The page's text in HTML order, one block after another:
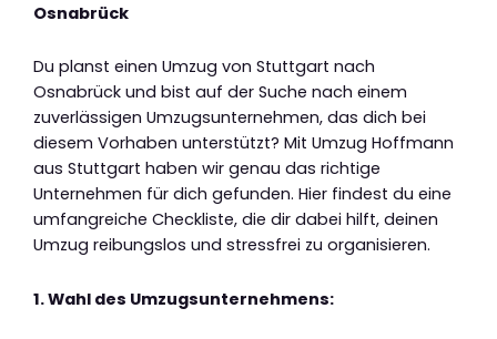
Osnabrück
Du planst einen Umzug von Stuttgart nach
Osnabrück und bist auf der Suche nach einem
zuverlässigen Umzugsunternehmen, das dich bei
diesem Vorhaben unterstützt? Mit Umzug Hoffmann
aus Stuttgart haben wir genau das richtige
Unternehmen für dich gefunden. Hier findest du eine
umfangreiche Checkliste, die dir dabei hilft, deinen
Umzug reibungslos und stressfrei zu organisieren.
1. Wahl des Umzugsunternehmens: